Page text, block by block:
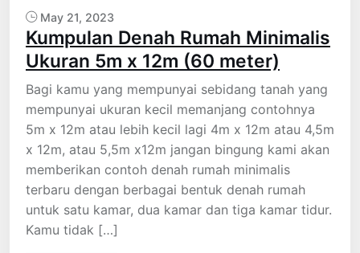
May 21, 2023
Kumpulan Denah Rumah Minimalis
Ukuran 5m x 12m (60 meter)
Bagi kamu yang mempunyai sebidang tanah yang
mempunyai ukuran kecil memanjang contohnya
5m x 12m atau lebih kecil lagi 4m x 12m atau 4,5m
x 12m, atau 5,5m x12m jangan bingung kami akan
memberikan contoh denah rumah minimalis
terbaru dengan berbagai bentuk denah rumah
untuk satu kamar, dua kamar dan tiga kamar tidur.
Kamu tidak […]